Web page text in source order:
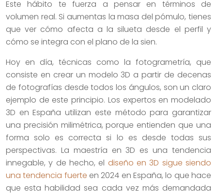
Este hábito te fuerza a pensar en términos de
volumen real. Si aumentas la masa del pómulo, tienes
que ver cómo afecta a la silueta desde el perfil y
cómo se integra con el plano de la sien.
Hoy en día, técnicas como la fotogrametría, que
consiste en crear un modelo 3D a partir de decenas
de fotografías desde todos los ángulos, son un claro
ejemplo de este principio. Los expertos en modelado
3D en España utilizan este método para garantizar
una precisión milimétrica, porque entienden que una
forma solo es correcta si lo es desde todas sus
perspectivas. La maestría en 3D es una tendencia
innegable, y de hecho, el diseño en 3D sigue siendo
una tendencia fuerte en 2024 en España, lo que hace
que esta habilidad sea cada vez más demandada